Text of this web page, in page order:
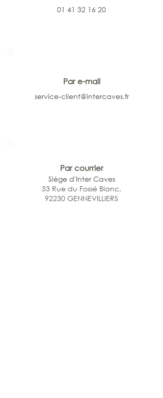
01 41 32 16 20
Par e-mail
service-client@intercaves.fr
Par courrier
Siège d'Inter Caves
53 Rue du Fossé Blanc,
92230 GENNEVILLIERS